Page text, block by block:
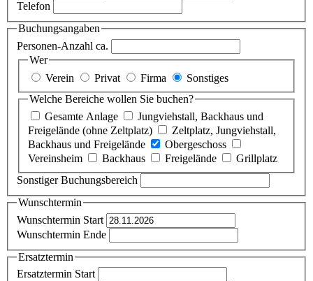
Telefon
Buchungsangaben
Personen-Anzahl ca.
Wer
Verein
Privat Firma
Sonstiges
Welche Bereiche wollen Sie buchen?
Gesamte Anlage
Jungviehstall, Backhaus und
Freigelände (ohne Zeltplatz)
Zeltplatz, Jungviehstall,
Backhaus und Freigelände
Obergeschoss
Vereinsheim
Backhaus Freigelände
Grillplatz
Sonstiger Buchungsbereich
Wunschtermin
Wunschtermin Start
Wunschtermin Ende
Ersatztermin
Ersatztermin Start